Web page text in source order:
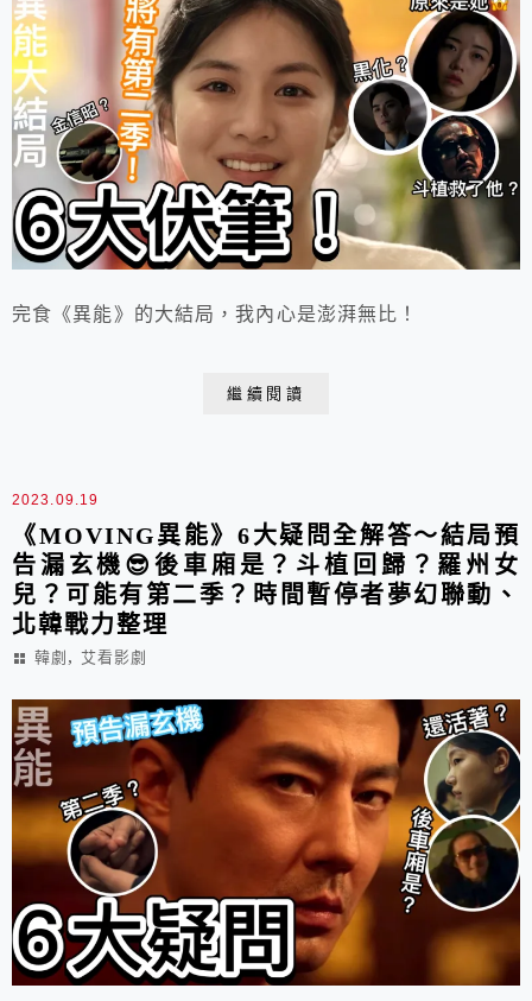
完食《異能》的大結局，我內心是澎湃無比！
繼續閱讀
2023.09.19
《MOVING異能》6大疑問全解答～結局預
告漏玄機😎後車廂是？斗植回歸？羅州女
兒？可能有第二季？時間暫停者夢幻聯動、
北韓戰力整理
韓劇 , 艾看影劇